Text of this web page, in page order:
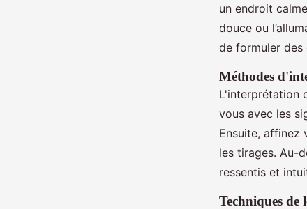
un endroit
douce ou
de formuler
Méthodes
L'interprétation
vous avec les
Ensuite, affinez
les tirages. Au-
ressentis et
Techniques